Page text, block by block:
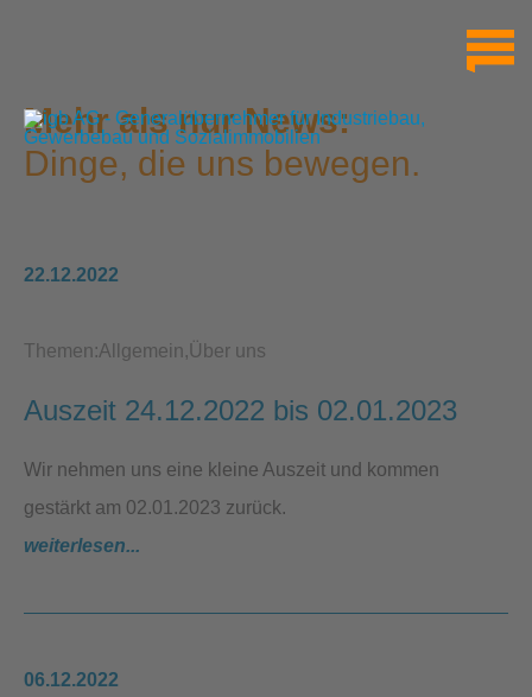
Mehr als nur News:
Dinge, die uns bewegen.
22.12.2022
Themen:Allgemein Über uns
Auszeit 24.12.2022 bis 02.01.2023
Wir nehmen uns eine kleine Auszeit und kommen
gestärkt am 02.01.2023 zurück.
weiterlesen...
06.12.2022